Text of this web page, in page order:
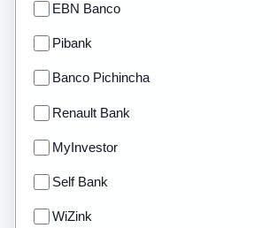
EBN Banco
Pibank
Banco Pichincha
Renault Bank
MyInvestor
Self Bank
WiZink